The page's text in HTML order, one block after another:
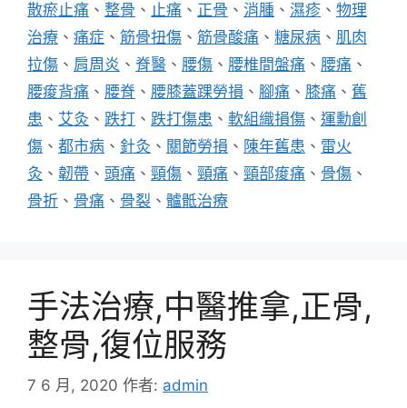
散瘀止痛 、 整骨 、 止痛 、 正骨 、 消腫 、 濕疹 、 物理
治療 、 痛症 、 筋骨扭傷 、 筋骨酸痛 、 糖尿病 、 肌肉
拉傷 、 肩周炎 、 脊醫 、 腰傷 、 腰椎間盤痛 、 腰痛 、
腰痠背痛 、 腰脊 、 腰膝蓋踝勞損 、 腳痛 、 膝痛 、 舊
患 、 艾灸 、 跌打 、 跌打傷患 、 軟組織損傷 、 運勳創
傷 、 都市病 、 針灸 、 關節勞損 、 陳年舊患 、 雷火
灸 、 韌帶 、 頭痛 、 頸傷 、 頸痛 、 頸部痠痛 、 骨傷 、
骨折 、 骨痛 、 骨裂 、 髗骶治療
手法治療,中醫推拿,正骨,
整骨,復位服務
7 6 月, 2020 作者: admin